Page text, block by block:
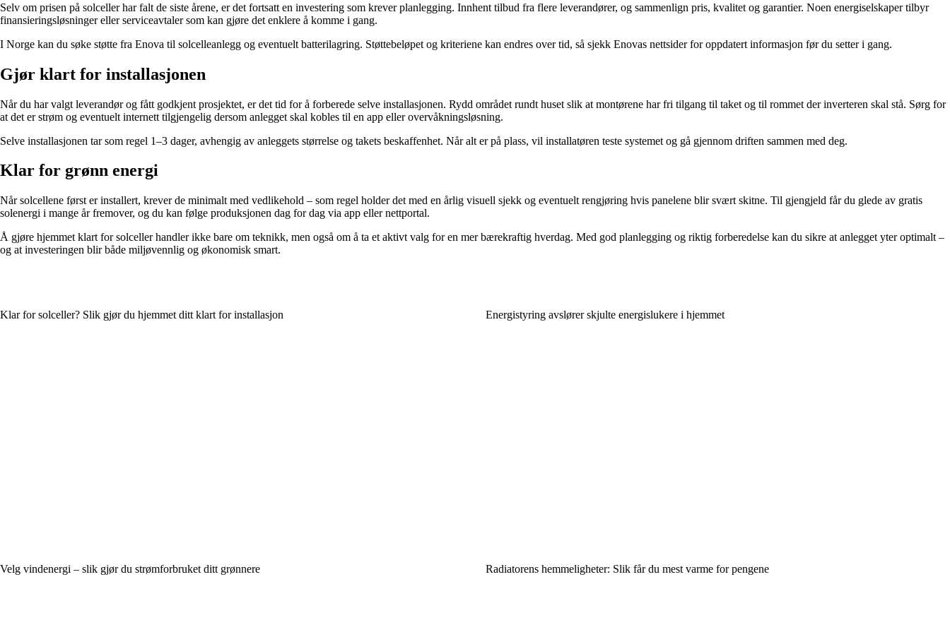
Selv om prisen på solceller har falt de siste årene, er det fortsatt en investering som krever planlegging. Innhent tilbud fra flere leverandører, og sammenlign pris, kvalitet og garantier. Noen energiselskaper tilbyr
finansieringsløsninger eller serviceavtaler som kan gjøre det enklere å komme i gang.
I Norge kan du søke støtte fra Enova til solcelleanlegg og eventuelt batterilagring. Støttebeløpet og kriteriene kan endres over tid, så sjekk Enovas nettsider for oppdatert informasjon før du setter i gang.
Gjør klart for installasjonen
Når du har valgt leverandør og fått godkjent prosjektet, er det tid for å forberede selve installasjonen. Rydd området rundt huset slik at montørene har fri tilgang til taket og til rommet der inverteren skal stå. Sørg for
at det er strøm og eventuelt internett tilgjengelig dersom anlegget skal kobles til en app eller overvåkningsløsning.
Selve installasjonen tar som regel 1–3 dager, avhengig av anleggets størrelse og takets beskaffenhet. Når alt er på plass, vil installatøren teste systemet og gå gjennom driften sammen med deg.
Klar for grønn energi
Når solcellene først er installert, krever de minimalt med vedlikehold – som regel holder det med en årlig visuell sjekk og eventuelt rengjøring hvis panelene blir svært skitne. Til gjengjeld får du glede av gratis
solenergi i mange år fremover, og du kan følge produksjonen dag for dag via app eller nettportal.
Å gjøre hjemmet klart for solceller handler ikke bare om teknikk, men også om å ta et aktivt valg for en mer bærekraftig hverdag. Med god planlegging og riktig forberedelse kan du sikre at anlegget yter optimalt –
og at investeringen blir både miljøvennlig og økonomisk smart.
Klar for solceller? Slik gjør du hjemmet ditt klart for installasjon Energistyring avslører skjulte energislukere i hjemmet
Velg vindenergi – slik gjør du strømforbruket ditt grønnere Radiatorens hemmeligheter: Slik får du mest varme for pengene